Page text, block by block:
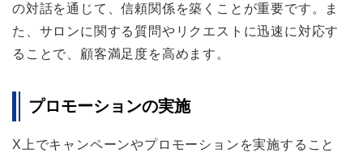
の対話を通じて、信頼関係を築くことが重要です。ま
た、サロンに関する質問やリクエストに迅速に対応す
ることで、顧客満足度を高めます。
プロモーションの実施
X上でキャンペーンやプロモーションを実施すること